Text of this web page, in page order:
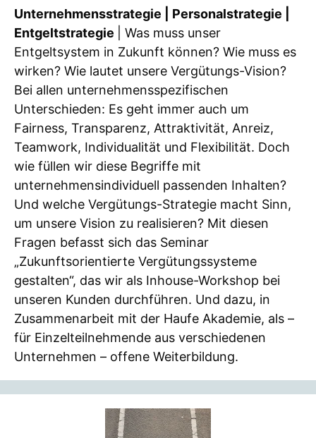
Unternehmensstrategie | Personalstrategie |
Entgeltstrategie
| Was muss unser
Entgeltsystem in Zukunft können? Wie muss es
wirken? Wie lautet unsere Vergütungs-Vision?
Bei allen unternehmensspezifischen
Unterschieden: Es geht immer auch um
Fairness, Transparenz, Attraktivität, Anreiz,
Teamwork, Individualität und Flexibilität. Doch
wie füllen wir diese Begriffe mit
unternehmensindividuell passenden Inhalten?
Und welche Vergütungs-Strategie macht Sinn,
um unsere Vision zu realisieren? Mit diesen
Fragen befasst sich das Seminar
„Zukunftsorientierte Vergütungssysteme
gestalten“, das wir als Inhouse-Workshop bei
unseren Kunden durchführen. Und dazu, in
Zusammenarbeit mit der Haufe Akademie, als –
für Einzelteilnehmende aus verschiedenen
Unternehmen – offene Weiterbildung.